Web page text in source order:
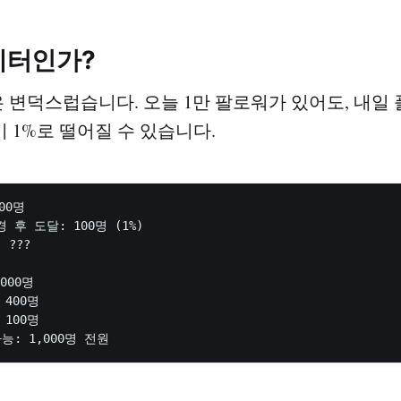
터인가?
변덕스럽습니다. 오늘 1만 팔로워가 있어도, 내일
1%로 떨어질 수 있습니다.
명
후 도달: 100명 (1%)
???
명
명
명